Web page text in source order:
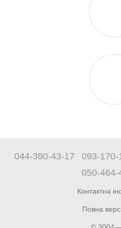
044-390-43-17 093-170-
050-464-
Контактна
Повна